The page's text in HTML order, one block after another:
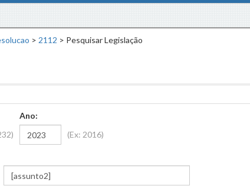
> 2112 > Pesquisar Legislação
Ano:
(Ex: 2016)